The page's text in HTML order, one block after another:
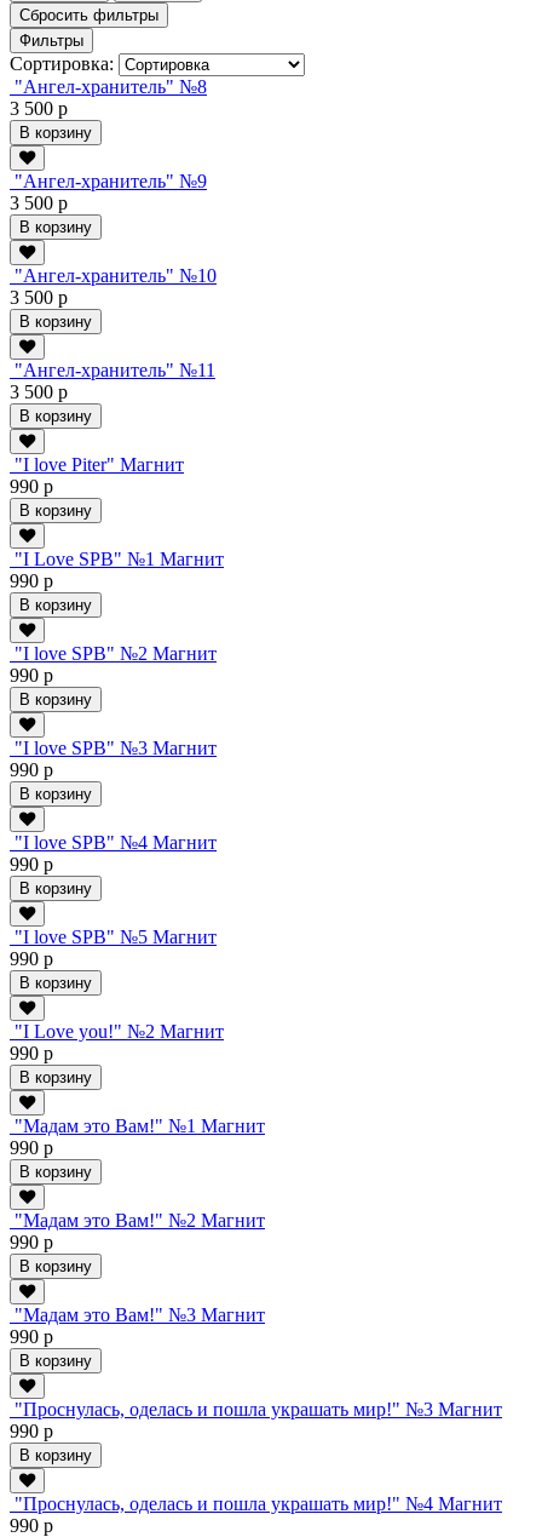
Сбросить фильтры
Фильтры
Сортировка:
"Ангел-хранитель" №8
3 500 р
В корзину
"Ангел-хранитель" №9
3 500 р
В корзину
"Ангел-хранитель" №10
3 500 р
В корзину
"Ангел-хранитель" №11
3 500 р
В корзину
"I love Piter" Магнит
990 р
В корзину
"I Love SPB" №1 Магнит
990 р
В корзину
"I love SPB" №2 Магнит
990 р
В корзину
"I love SPB" №3 Магнит
990 р
В корзину
"I love SPB" №4 Магнит
990 р
В корзину
"I love SPB" №5 Магнит
990 р
В корзину
"I Love you!" №2 Магнит
990 р
В корзину
"Мадам это Вам!" №1 Магнит
990 р
В корзину
"Мадам это Вам!" №2 Магнит
990 р
В корзину
"Мадам это Вам!" №3 Магнит
990 р
В корзину
"Проснулась, оделась и пошла украшать мир!" №3 Магнит
990 р
В корзину
"Проснулась, оделась и пошла украшать мир!" №4 Магнит
990 р